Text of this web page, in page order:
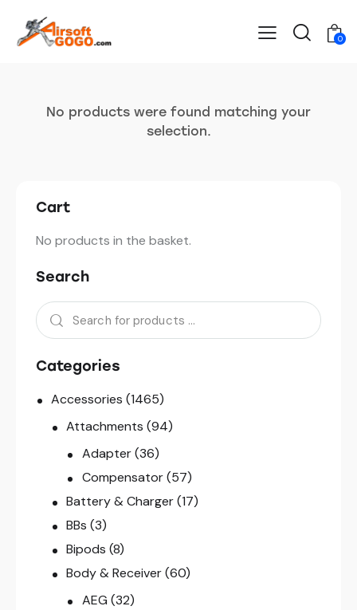
0
No products were found matching your
selection.
Cart
No products in the basket.
Search
Categories
Accessories (1465)
Attachments (94)
Adapter (36)
Compensator (57)
Battery & Charger (17)
BBs (3)
Bipods (8)
Body & Receiver (60)
AEG (32)